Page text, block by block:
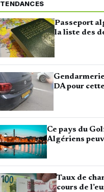
TENDANCES
Passeport
la liste des
DA pour
Ce pays du
Algériens
Taux de
cours de